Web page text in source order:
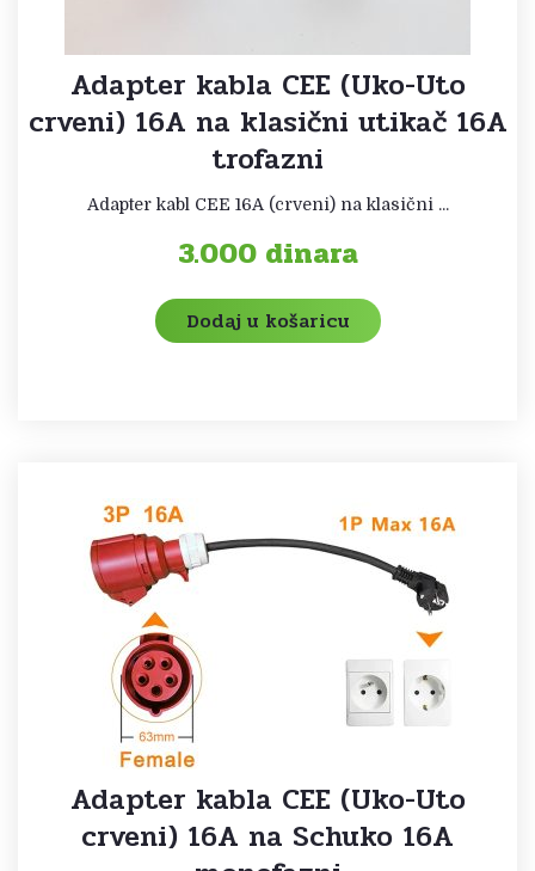
Adapter kabla CEE (Uko-Uto
crveni) 16A na klasični utikač 16A
trofazni
Adapter kabl CEE 16A (crveni) na klasični ...
3.000 dinara
Dodaj u košaricu
Adapter kabla CEE (Uko-Uto
crveni) 16A na Schuko 16A